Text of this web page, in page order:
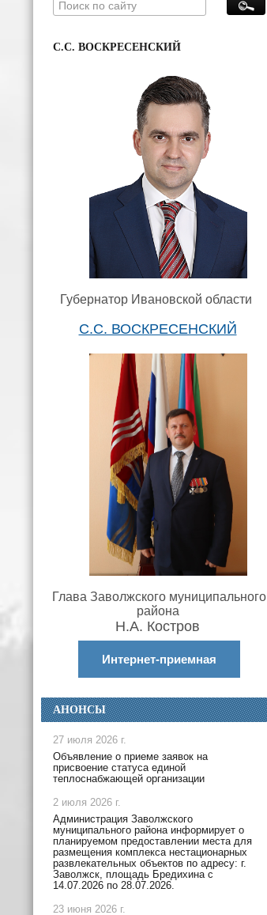
С.С. ВОСКРЕСЕНСКИЙ
Губернатор Ивановской области
С.С. ВОСКРЕСЕНСКИЙ
Глава Заволжского муниципального
района
Н.А. Костров
Интернет-приемная
АНОНСЫ
27 июля 2026 г.
Объявление о приеме заявок на
присвоение статуса единой
теплоснабжающей организации
2 июля 2026 г.
Администрация Заволжского
муниципального района информирует о
планируемом предоставлении места для
размещения комплекса нестационарных
развлекательных объектов по адресу: г.
Заволжск, площадь Бредихина с
14.07.2026 по 28.07.2026.
23 июня 2026 г.